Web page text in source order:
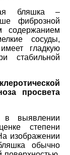
бляшка –
фиброзной
содержанием
сосуды,
гладкую
стабильной
просвета
в выявлении
степени
изображении
обычно